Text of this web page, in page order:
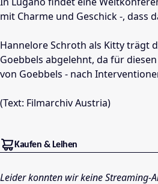
mit Charme und Geschick -, dass
Hannelore Schroth als Kitty trägt
Goebbels abgelehnt, da für
von Goebbels - nach
(Text: Filmarchiv Austria)
Kaufen & Leihen
Leider konnten wir keine Streaming-